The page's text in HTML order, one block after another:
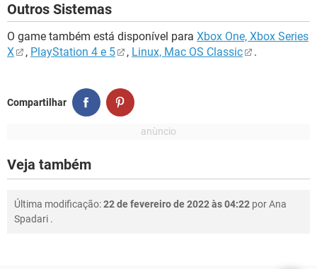
Outros Sistemas
O game também está disponível para Xbox One, Xbox Series
X
, PlayStation 4 e 5 , Linux, Mac OS Classic .
Compartilhar
Veja também
Última modificação:22 de fevereiro de 2022 às 04:22 porAna
Spadari .